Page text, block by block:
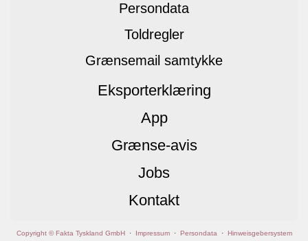
Persondata
Toldregler
Grænsemail samtykke
Eksporterklæring
App
Grænse-avis
Jobs
Kontakt
Copyright © Fakta Tyskland GmbH· Impressum· Persondata · Hinweisgebersystem